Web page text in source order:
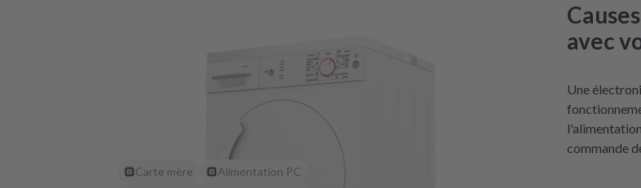
Carte mère
Alimentation PC
avec
Une
commande